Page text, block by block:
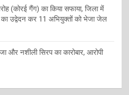
(कोरई गैंग) का किया सफाया, जिला में
का उद्वेदन कर 11 अभियुक्तों को भेजा जेल
नशीली सिरप का कारोबार, आरोपी